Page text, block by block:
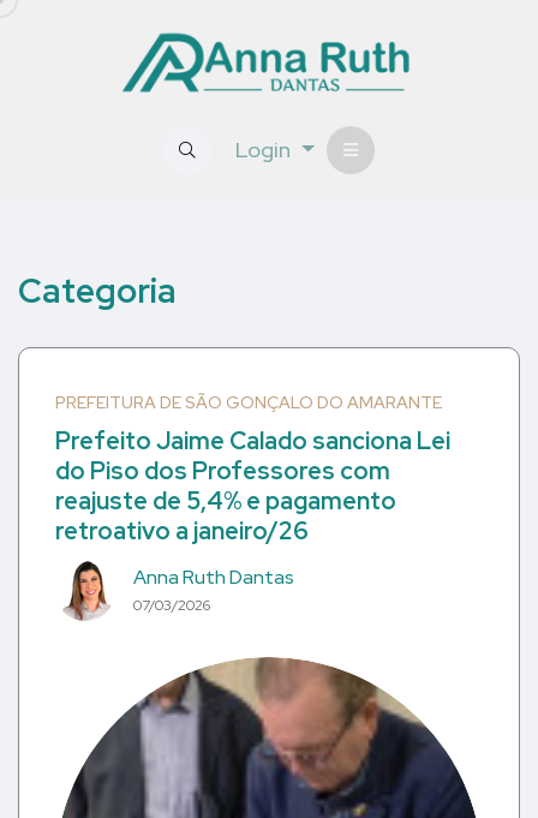
Login
Categoria
PREFEITURA DE SÃO GONÇALO DO AMARANTE
Prefeito Jaime Calado sanciona Lei
do Piso dos Professores com
reajuste de 5,4% e pagamento
retroativo a janeiro/26
Anna Ruth Dantas
07/03/2026